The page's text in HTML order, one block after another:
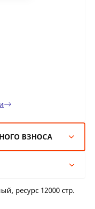
ВЗНОСА
от
ресурс 12000 стр.